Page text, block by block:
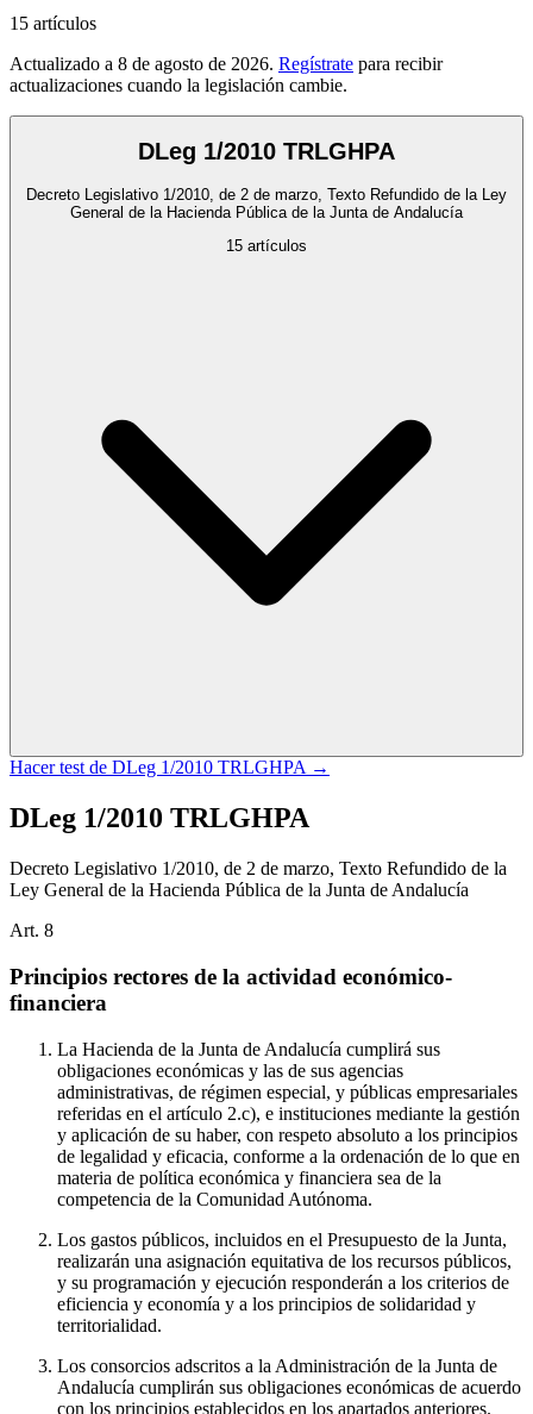
15 artículos
Actualizado a 8 de agosto de 2026. Regístrate para recibir
actualizaciones cuando la legislación cambie.
DLeg 1/2010 TRLGHPA
Decreto Legislativo 1/2010, de 2 de marzo, Texto Refundido de la Ley
General de la Hacienda Pública de la Junta de Andalucía
15 artículos
Hacer test de DLeg 1/2010 TRLGHPA →
DLeg 1/2010 TRLGHPA
Decreto Legislativo 1/2010, de 2 de marzo, Texto Refundido de la
Ley General de la Hacienda Pública de la Junta de Andalucía
Art. 8
Principios rectores de la actividad económico-
financiera
La Hacienda de la Junta de Andalucía cumplirá sus
obligaciones económicas y las de sus agencias
administrativas, de régimen especial, y públicas empresariales
referidas en el artículo 2.c), e instituciones mediante la gestión
y aplicación de su haber, con respeto absoluto a los principios
de legalidad y eficacia, conforme a la ordenación de lo que en
materia de política económica y financiera sea de la
competencia de la Comunidad Autónoma.
Los gastos públicos, incluidos en el Presupuesto de la Junta,
realizarán una asignación equitativa de los recursos públicos,
y su programación y ejecución responderán a los criterios de
eficiencia y economía y a los principios de solidaridad y
territorialidad.
Los consorcios adscritos a la Administración de la Junta de
Andalucía cumplirán sus obligaciones económicas de acuerdo
con los principios establecidos en los apartados anteriores.